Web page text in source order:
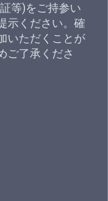
等)をご持参い
示ください。確
いただくことが
ご了承くださ